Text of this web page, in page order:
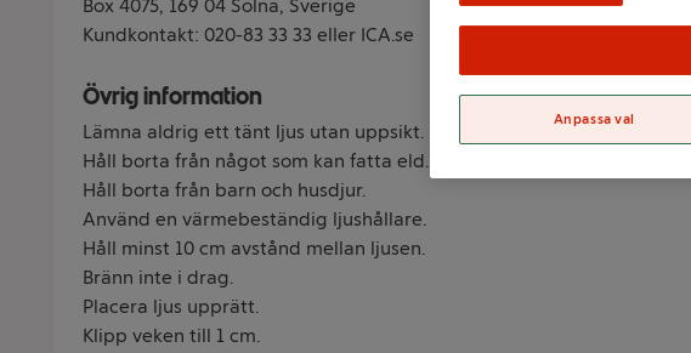
Box 4075, 169 04 Solna, Sverige
Kundkontakt: 020-83 33 33 eller ICA.se
Övrig information
Lämna aldrig ett tänt ljus utan uppsikt.
Håll borta från något som kan fatta eld.
Håll borta från barn och husdjur.
Använd en värmebeständig ljushållare.
Håll minst 10 cm avstånd mellan ljusen.
Bränn inte i drag.
Placera ljus upprätt.
Klipp veken till 1 cm.
Anpassa val